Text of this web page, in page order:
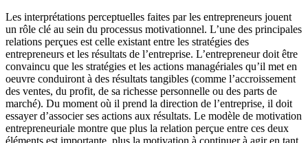
Les interprétations perceptuelles faites par les entrepreneurs jouent
un rôle clé au sein du processus motivationnel. L’une des principales
relations perçues est celle existant entre les stratégies des
entrepreneurs et les résultats de l’entreprise. L’entrepreneur doit être
convaincu que les stratégies et les actions managériales qu’il met en
oeuvre conduiront à des résultats tangibles (comme l’accroissement
des ventes, du profit, de sa richesse personnelle ou des parts de
marché). Du moment où il prend la direction de l’entreprise, il doit
essayer d’associer ses actions aux résultats. Le modèle de motivation
entrepreneuriale montre que plus la relation perçue entre ces deux
éléments est importante, plus la motivation à continuer à agir en tant